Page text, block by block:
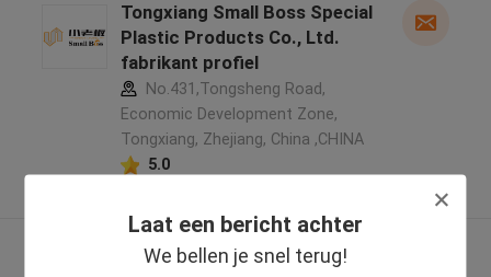
Laat een bericht achter
We bellen je snel terug!
Tongxiang Small Boss Special
Plastic Products Co., Ltd.
fabrikant profiel
No.431,Tongsheng Road,
Economic Development Zone,
Tongxiang, Zhejiang, China ,CHINA
5.0
Bekijk meer